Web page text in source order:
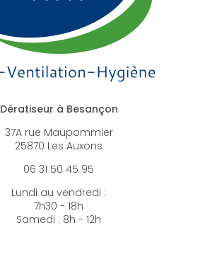
Dératiseur à Besançon
37A rue Maupommier
25870 Les Auxons
06 31 50 45 95
Lundi au vendredi :
7h30 - 18h
Samedi : 8h - 12h